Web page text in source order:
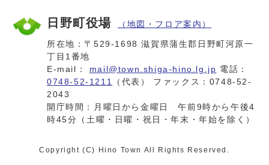
日野町役場 （地図・フロア案内）
所在地：〒529-1698 滋賀県蒲生郡日野町河原一
丁目1番地
E-mail： mail@town.shiga-hino.lg.jp 電話：
0748-52-1211
（代表） ファックス：0748-52-
2043
開庁時間：月曜日から金曜日 午前9時から午後4
時45分（土曜・日曜・祝日・年末・年始を除く）
Copyright (C) Hino Town All Rights Reserved.